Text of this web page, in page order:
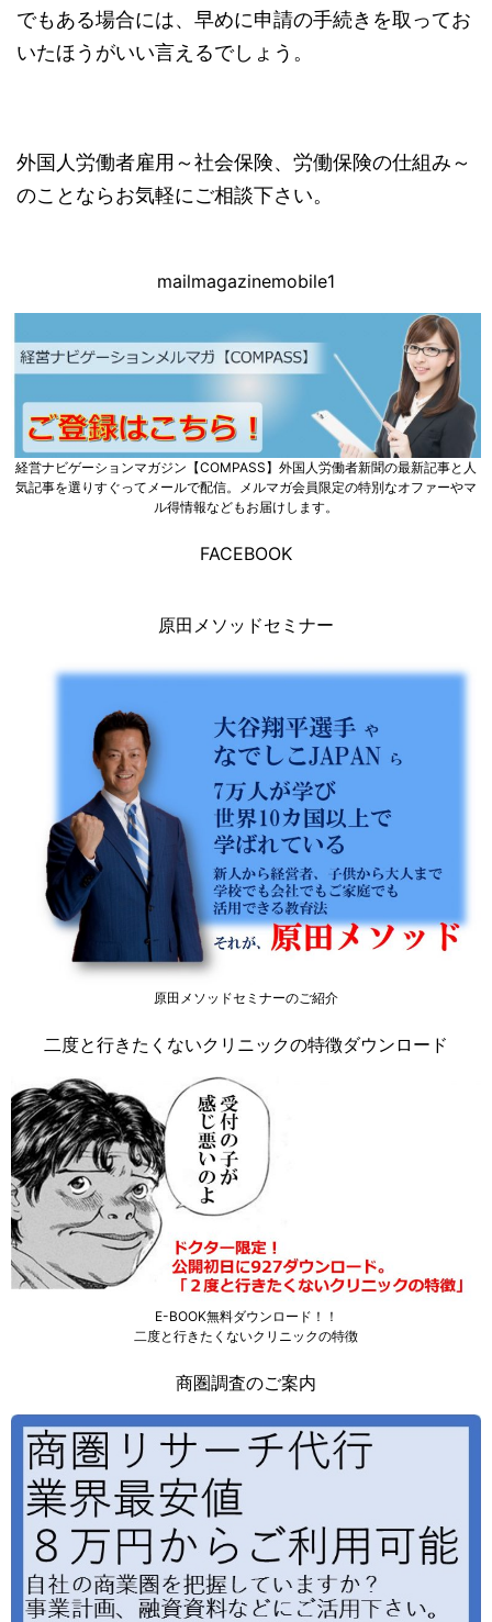
でもある場合には、早めに申請の手続きを取ってお
いたほうがいい言えるでしょう。
外国人労働者雇用～社会保険、労働保険の仕組み～
のことならお気軽にご相談下さい。
mailmagazinemobile1
経営ナビゲーションマガジン【COMPASS】外国人労働者新聞の最新記事と人
気記事を選りすぐってメールで配信。メルマガ会員限定の特別なオファーやマ
ル得情報などもお届けします。
FACEBOOK
原田メソッドセミナー
原田メソッドセミナーのご紹介
二度と行きたくないクリニックの特徴ダウンロード
E-BOOK無料ダウンロード！！
二度と行きたくないクリニックの特徴
商圏調査のご案内